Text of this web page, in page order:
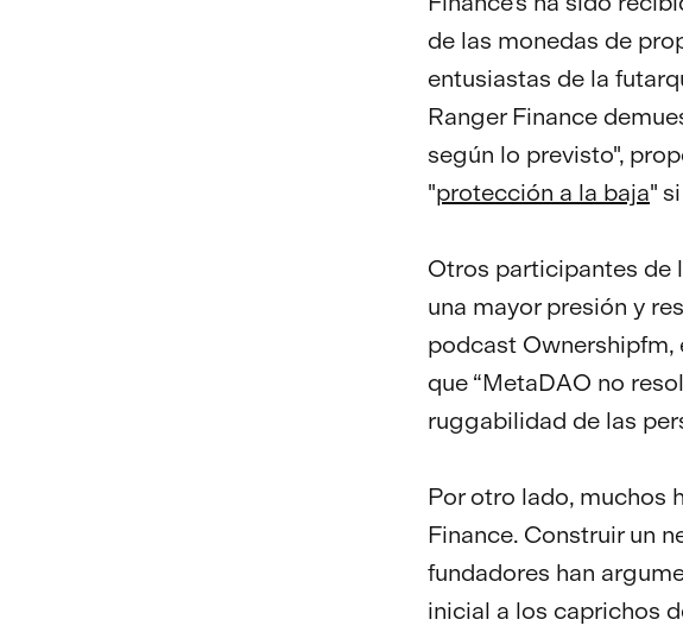
de las monedas de
entusiastas de la
Ranger Finance
según lo previsto",
"protección a la baja"
Otros participantes de
una mayor presión y
podcast Ownershipfm,
que “MetaDAO no
ruggabilidad de las
Por otro lado, muchos
Finance. Construir un
fundadores han
inicial a los caprichos